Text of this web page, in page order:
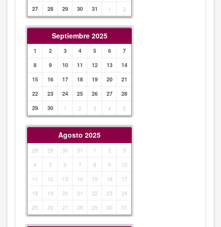
27
28 29 30 31 1 2
Septiembre 2025
1 2 3 4 5 6
7
8
9 10 11 12 13
14
15
16 17 18 19 20
21
22
23 24 25 26 27
28
29
30 1 2 3 4 5
Agosto 2025
28 29 30 31 1 2
3
4
5 6 7 8 9
10
11
12 13 14 15 16
17
18
19 20 21 22 23
24
25
26 27 28 29 30 31